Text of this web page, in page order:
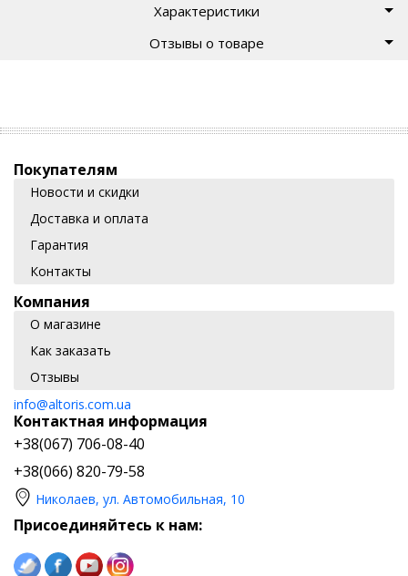
Характеристики
Отзывы о товаре
Покупателям
Новости и скидки
Доставка и оплата
Гарантия
Контакты
Компания
О магазине
Как заказать
Отзывы
info@altoris.com.ua
Контактная информация
+38(067) 706-08-40
+38(066) 820-79-58
Николаев, ул. Автомобильная, 10
Присоединяйтесь к нам: